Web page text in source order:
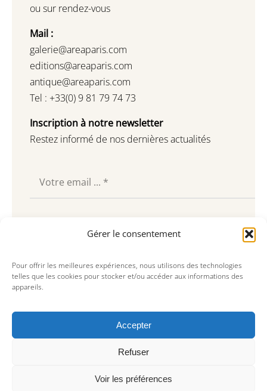
Gérer le consentement
Pour offrir les meilleures expériences, nous utilisons des technologies
telles que les cookies pour stocker et/ou accéder aux informations des
appareils.
Accepter
Refuser
Voir les préférences
ou sur rendez-vous
Mail :
galerie@areaparis.com
editions@areaparis.com
antique@areaparis.com
Tel : +33(0) 9 81 79 74 73
Inscription à notre newsletter
Restez informé de nos dernières actualités
Souscrire